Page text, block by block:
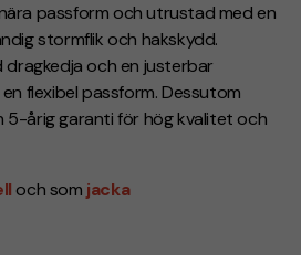
passform och utrustad med en
stormflik och hakskydd.
dragkedja och en justerbar
flexibel passform.Dessutom
årig garanti för hög kvalitet och
och som jacka